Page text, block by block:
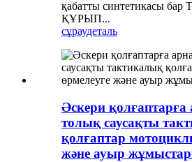
қабатты синтетикасы
ҚҰРЫП...
сұраудеталь
Әскери қолғаптарға
толық саусақты
қолғаптар
және ауыр